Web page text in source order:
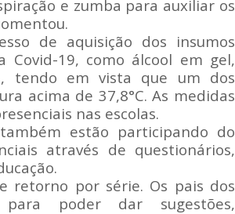
e zumba para auxiliar os
de aquisição dos insumos
Covid-19, como álcool em gel,
tendo em vista que um dos
acima de 37,8°C. As medidas
nas escolas.
estão participando do
através de questionários,
retorno por série. Os pais dos
para poder dar sugestões,